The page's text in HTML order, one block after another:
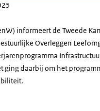
informeert de Tweede
Overleggen
ging daarbij om het